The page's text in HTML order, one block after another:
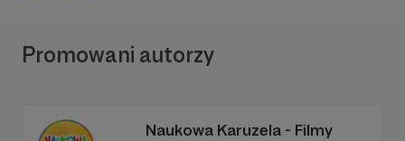
Promowani autorzy
Naukowa Karuzela - Filmy